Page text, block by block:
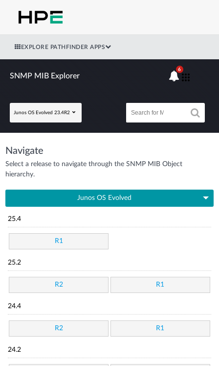
EXPLORE PATHFINDER APPS
SNMP MIB Explorer
Junos OS Evolved 23.4R2
6
Navigate
Select a release to navigate through the SNMP MIB Object
hierarchy.
Junos OS Evolved
25.4
R1
25.2
R2 R1
24.4
R2 R1
24.2